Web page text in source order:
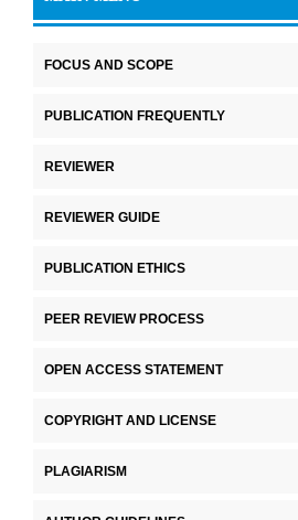
FOCUS AND SCOPE
PUBLICATION FREQUENTLY
REVIEWER
REVIEWER GUIDE
PUBLICATION ETHICS
PEER REVIEW PROCESS
OPEN ACCESS STATEMENT
COPYRIGHT AND LICENSE
PLAGIARISM